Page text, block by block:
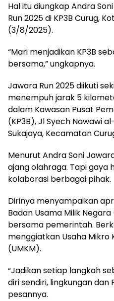
Hal itu diungkap Andra
Run 2025 di KP3B Curug,
(3/8/2025).
“Mari menjadikan KP3B
bersama,” ungkapnya.
Jawara Run 2025 diikuti
menempuh jarak 5
dalam Kawasan Pusat
(KP3B), Jl Syech Nawawi
Sukajaya, Kecamatan
Menurut Andra Soni
ajang olahraga. Tapi gaya
kolaborasi berbagai pihak.
Dirinya menyampaikan
Badan Usama Milik
bersama pemerintah.
menggiatkan Usaha Mikro
(UMKM).
“Jadikan setiap langkah
diri sendiri, lingkungan dan
pesannya.